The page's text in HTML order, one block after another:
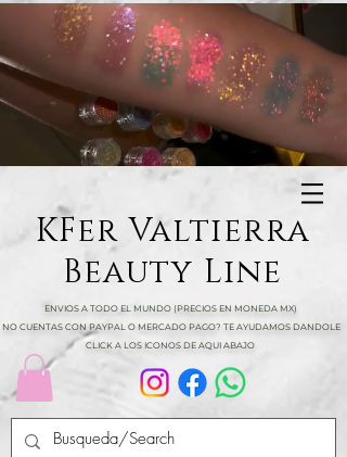
KFer Valtierra
Beauty Line
ENVIOS A TODO EL MUNDO (PRECIOS EN MONEDA MX)
NO CUENTAS CON PAYPAL O MERCADO PAGO? TE AYUDAMOS DANDOLE
CLICK A LOS ICONOS DE AQUI ABAJO